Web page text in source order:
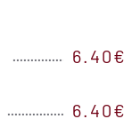
6.40€
6.40€